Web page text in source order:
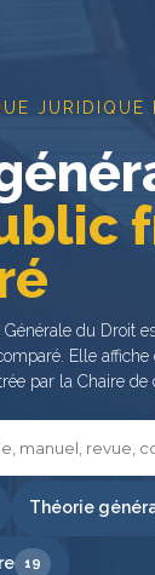
JURIDIQUE
du Droit
Elle
par la Chaire
Théorie
19